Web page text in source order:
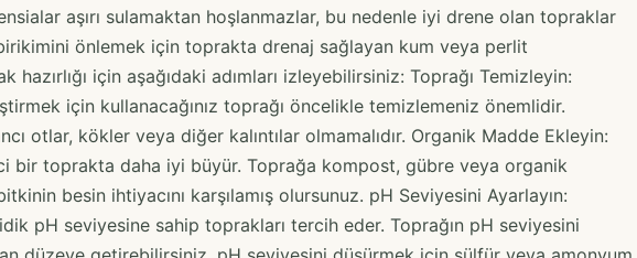
aşırı sulamaktan hoşlanmazlar, bu nedenle iyi drene olan topraklar
önlemek için toprakta drenaj sağlayan kum veya perlit
hazırlığı için aşağıdaki adımları izleyebilirsiniz: Toprağı Temizleyin:
için kullanacağınız toprağı öncelikle temizlemeniz önemlidir.
otlar, kökler veya diğer kalıntılar olmamalıdır. Organik Madde Ekleyin:
bir toprakta daha iyi büyür. Toprağa kompost, gübre veya organik
besin ihtiyacını karşılamış olursunuz. pH Seviyesini Ayarlayın:
pH seviyesine sahip toprakları tercih eder. Toprağın pH seviyesini